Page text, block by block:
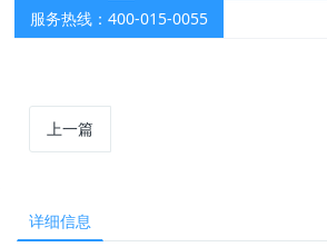
服务热线：400-015-0055
上一篇
详细信息